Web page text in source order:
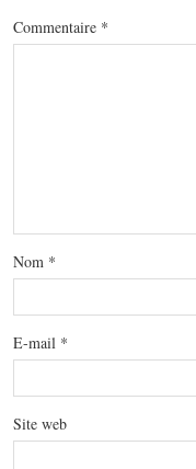
Commentaire *
Nom *
E-mail *
Site web